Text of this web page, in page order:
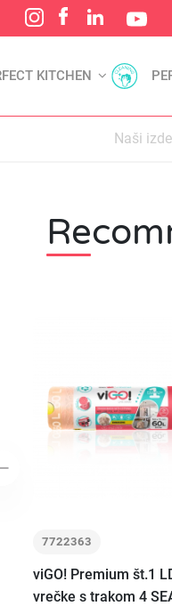
KITCHEN
Naši
7722363
viGO! Premium št.1
vrečke s trakom 4